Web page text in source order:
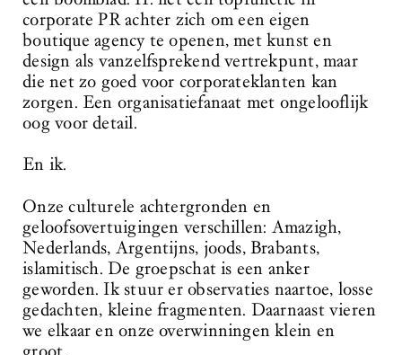
corporate PR achter zich om een eigen
boutique agency te openen, met kunst en
design als vanzelfsprekend vertrekpunt, maar
die net zo goed voor corporateklanten kan
zorgen. Een organisatiefanaat met ongelooflijk
oog voor detail.
En ik.
Onze culturele achtergronden en
geloofsovertuigingen verschillen: Amazigh,
Nederlands, Argentijns, joods, Brabants,
islamitisch. De groepschat is een anker
geworden. Ik stuur er observaties naartoe, losse
gedachten, kleine fragmenten. Daarnaast vieren
we elkaar en onze overwinningen klein en